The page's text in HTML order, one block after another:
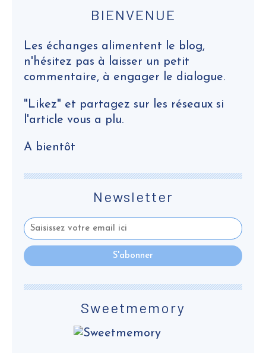
Newsletter
Sweetmemory
BIENVENUE
Les échanges alimentent le blog,
n'hésitez pas à laisser un petit
commentaire, à engager le dialogue.
"Likez" et partagez sur les réseaux si
l'article vous a plu.
A bientôt